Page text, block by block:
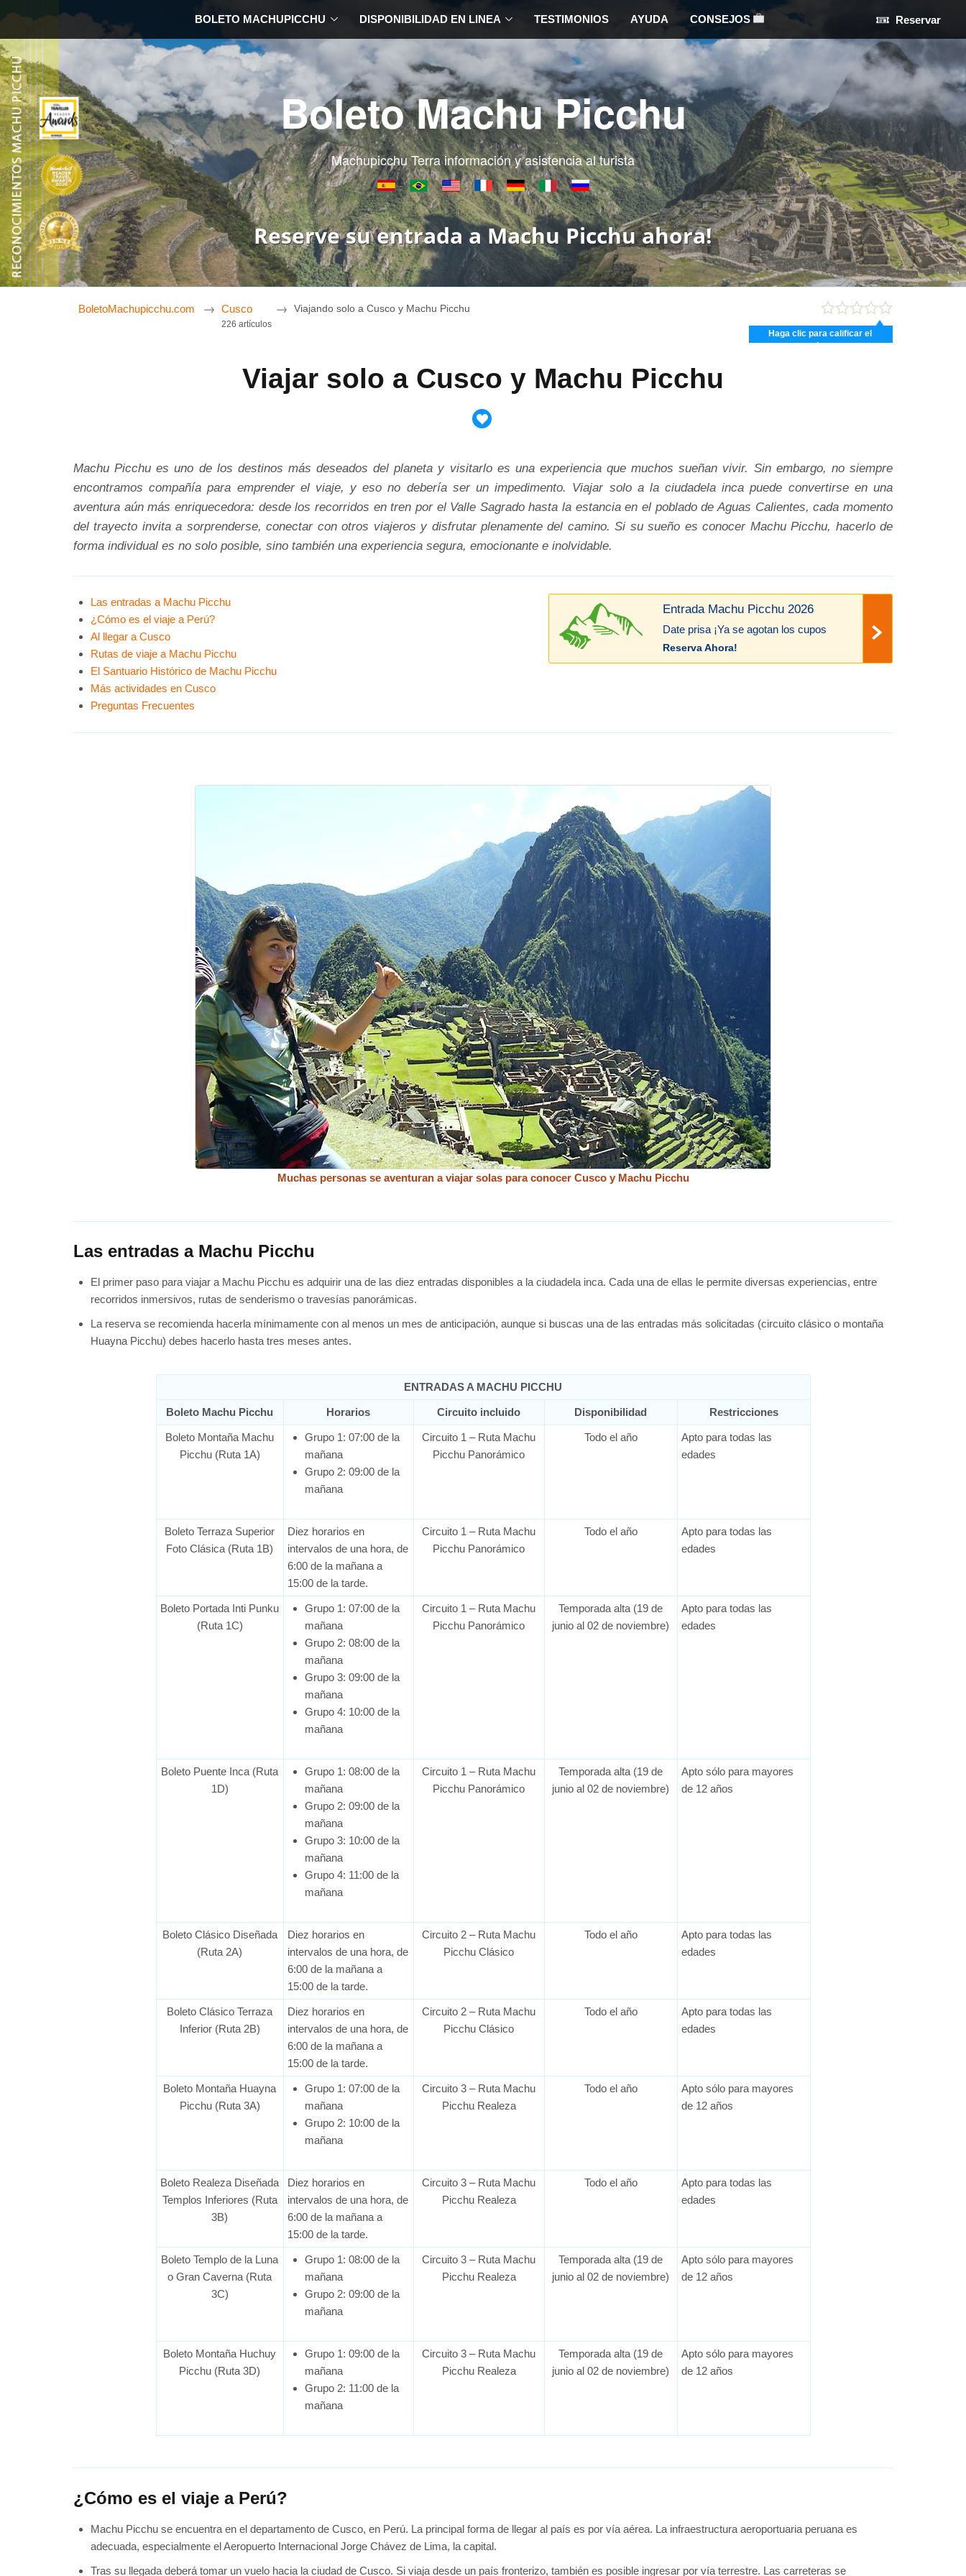
BOLETO MACHUPICCHU DISPONIBILIDAD EN LINEA TESTIMONIOS AYUDA CONSEJOS Reservar
Boleto Machu Picchu
Machupicchu Terra información y asistencia al turista
Reserve su entrada a Machu Picchu ahora!
BoletoMachupicchu.com Cusco
226 artículos
Viajando solo a Cusco y Machu Picchu
Haga clic para calificar el
Viajar solo a Cusco y Machu Picchu
Machu Picchu es uno de los destinos más deseados del planeta y visitarlo es una experiencia que muchos sueñan vivir. Sin embargo, no siempre
encontramos compañía para emprender el viaje, y eso no debería ser un impedimento. Viajar solo a la ciudadela inca puede convertirse en una
aventura aún más enriquecedora: desde los recorridos en tren por el Valle Sagrado hasta la estancia en el poblado de Aguas Calientes, cada momento
del trayecto invita a sorprenderse, conectar con otros viajeros y disfrutar plenamente del camino. Si su sueño es conocer Machu Picchu, hacerlo de
forma individual es no solo posible, sino también una experiencia segura, emocionante e inolvidable.
Entrada Machu Picchu 2026
Date prisa ¡Ya se agotan los cupos
Reserva Ahora!
Las entradas a Machu Picchu
¿Cómo es el viaje a Perú?
Al llegar a Cusco
Rutas de viaje a Machu Picchu
El Santuario Histórico de Machu Picchu
Más actividades en Cusco
Preguntas Frecuentes
Muchas personas se aventuran a viajar solas para conocer Cusco y Machu Picchu
Las entradas a Machu Picchu
El primer paso para viajar a Machu Picchu es adquirir una de las diez entradas disponibles a la ciudadela inca. Cada una de ellas le permite diversas experiencias, entre
recorridos inmersivos, rutas de senderismo o travesías panorámicas.
La reserva se recomienda hacerla mínimamente con al menos un mes de anticipación, aunque si buscas una de las entradas más solicitadas (circuito clásico o montaña
Huayna Picchu) debes hacerlo hasta tres meses antes.
ENTRADAS A MACHU PICCHU
Boleto Machu Picchu Horarios Circuito incluido Disponibilidad Restricciones
Boleto Montaña Machu
Picchu (Ruta 1A)
Grupo 1: 07:00 de la
mañana
Grupo 2: 09:00 de la
mañana
Circuito 1 – Ruta Machu
Picchu Panorámico
Todo el año
Apto para todas las
edades
Boleto Terraza Superior
Foto Clásica (Ruta 1B)
Diez horarios en
intervalos de una hora, de
6:00 de la mañana a
15:00 de la tarde.
Circuito 1 – Ruta Machu
Picchu Panorámico
Todo el año
Apto para todas las
edades
Boleto Portada Inti Punku
(Ruta 1C)
Grupo 1: 07:00 de la
mañana
Grupo 2: 08:00 de la
mañana
Grupo 3: 09:00 de la
mañana
Grupo 4: 10:00 de la
mañana
Circuito 1 – Ruta Machu
Picchu Panorámico
Temporada alta (19 de
junio al 02 de noviembre)
Apto para todas las
edades
Boleto Puente Inca (Ruta
1D)
Grupo 1: 08:00 de la
mañana
Grupo 2: 09:00 de la
mañana
Grupo 3: 10:00 de la
mañana
Grupo 4: 11:00 de la
mañana
Circuito 1 – Ruta Machu
Picchu Panorámico
Temporada alta (19 de
junio al 02 de noviembre)
Apto sólo para mayores
de 12 años
Boleto Clásico Diseñada
(Ruta 2A)
Diez horarios en
intervalos de una hora, de
6:00 de la mañana a
15:00 de la tarde.
Circuito 2 – Ruta Machu
Picchu Clásico
Todo el año
Apto para todas las
edades
Boleto Clásico Terraza
Inferior (Ruta 2B)
Diez horarios en
intervalos de una hora, de
6:00 de la mañana a
15:00 de la tarde.
Circuito 2 – Ruta Machu
Picchu Clásico
Todo el año
Apto para todas las
edades
Boleto Montaña Huayna
Picchu (Ruta 3A)
Grupo 1: 07:00 de la
mañana
Grupo 2: 10:00 de la
mañana
Circuito 3 – Ruta Machu
Picchu Realeza
Todo el año
Apto sólo para mayores
de 12 años
Boleto Realeza Diseñada
Templos Inferiores (Ruta
3B)
Diez horarios en
intervalos de una hora, de
6:00 de la mañana a
15:00 de la tarde.
Circuito 3 – Ruta Machu
Picchu Realeza
Todo el año
Apto para todas las
edades
Boleto Templo de la Luna
o Gran Caverna (Ruta
3C)
Grupo 1: 08:00 de la
mañana
Grupo 2: 09:00 de la
mañana
Circuito 3 – Ruta Machu
Picchu Realeza
Temporada alta (19 de
junio al 02 de noviembre)
Apto sólo para mayores
de 12 años
Boleto Montaña Huchuy
Picchu (Ruta 3D)
Grupo 1: 09:00 de la
mañana
Grupo 2: 11:00 de la
mañana
Circuito 3 – Ruta Machu
Picchu Realeza
Temporada alta (19 de
junio al 02 de noviembre)
Apto sólo para mayores
de 12 años
¿Cómo es el viaje a Perú?
Machu Picchu se encuentra en el departamento de Cusco, en Perú. La principal forma de llegar al país es por vía aérea. La infraestructura aeroportuaria peruana es
adecuada, especialmente el Aeropuerto Internacional Jorge Chávez de Lima, la capital.
Tras su llegada deberá tomar un vuelo hacia la ciudad de Cusco. Si viaja desde un país fronterizo, también es posible ingresar por vía terrestre. Las carreteras se